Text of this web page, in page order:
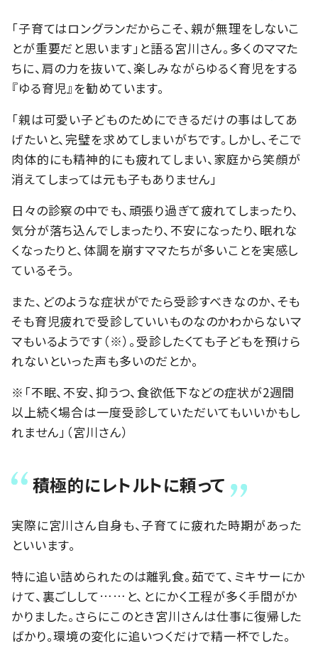
「子育てはロングランだからこそ、親が無理をしないこ
とが重要だと思います」と語る宮川さん。多くのママた
ちに、肩の力を抜いて、楽しみながらゆるく育児をする
『ゆる育児』を勧めています。
「親は可愛い子どものためにできるだけの事はしてあ
げたいと、完璧を求めてしまいがちです。しかし、そこで
肉体的にも精神的にも疲れてしまい、家庭から笑顔が
消えてしまっては元も子もありません」
日々の診察の中でも、頑張り過ぎて疲れてしまったり、
気分が落ち込んでしまったり、不安になったり、眠れな
くなったりと、体調を崩すママたちが多いことを実感し
ているそう。
また、どのような症状がでたら受診すべきなのか、そも
そも育児疲れで受診していいものなのかわからないマ
マもいるようです（※）。受診したくても子どもを預けら
れないといった声も多いのだとか。
※「不眠、不安、抑うつ、食欲低下などの症状が2週間
以上続く場合は一度受診していただいてもいいかもし
れません」（宮川さん）
積極的にレトルトに頼って
実際に宮川さん自身も、子育てに疲れた時期があった
といいます。
特に追い詰められたのは離乳食。茹でて、ミキサーにか
けて、裏ごしして……と、とにかく工程が多く手間がか
かりました。さらにこのとき宮川さんは仕事に復帰した
ばかり。環境の変化に追いつくだけで精一杯でした。